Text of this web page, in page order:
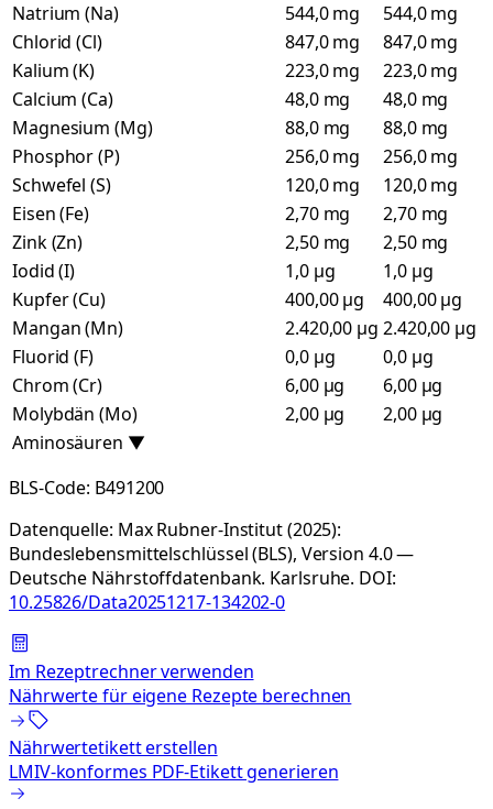
Natrium (Na)
544,0 mg
544,0 mg
Chlorid (Cl)
847,0 mg
847,0 mg
Kalium (K)
223,0 mg
223,0 mg
Calcium (Ca)
48,0 mg
48,0 mg
Magnesium (Mg)
88,0 mg
88,0 mg
Phosphor (P)
256,0 mg
256,0 mg
Schwefel (S)
120,0 mg
120,0 mg
Eisen (Fe)
2,70 mg
2,70 mg
Zink (Zn)
2,50 mg
2,50 mg
Iodid (I)
1,0 µg
1,0 µg
Kupfer (Cu)
400,00 µg
400,00 µg
Mangan (Mn)
2.420,00 µg 2.420,00 µg
Fluorid (F)
0,0 µg
0,0 µg
Chrom (Cr)
6,00 µg
6,00 µg
Molybdän (Mo)
2,00 µg
2,00 µg
Aminosäuren ▼
BLS-Code: B491200
Datenquelle: Max Rubner-Institut (2025):
Bundeslebensmittelschlüssel (BLS), Version 4.0 —
Deutsche Nährstoffdatenbank. Karlsruhe. DOI:
10.25826/Data20251217-134202-0
Im Rezeptrechner verwenden
Nährwerte für eigene Rezepte berechnen
Nährwertetikett erstellen
LMIV-konformes PDF-Etikett generieren